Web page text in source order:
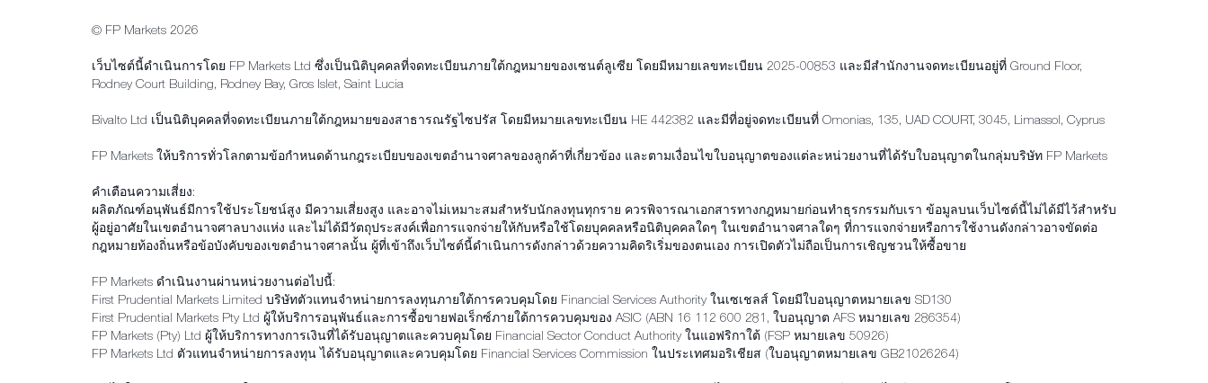
© FP Markets 2026
เว็บไซต์นี้ดำเนินการโดย FP Markets Ltd ซึ่งเป็นนิติบุคคลที่จดทะเบียนภายใต้กฎหมายของเซนต์ลูเซีย โดยมีหมายเลขทะเบียน 2025-00853 และมีสำนักงานจดทะเบียนอยู่ที่ Ground Floor,
Rodney Court Building, Rodney Bay, Gros Islet, Saint Lucia
Bivalto Ltd เป็นนิติบุคคลที่จดทะเบียนภายใต้กฎหมายของสาธารณรัฐไซปรัส โดยมีหมายเลขทะเบียน HE 442382 และมีที่อยู่จดทะเบียนที่ Omonias, 135, UAD COURT, 3045, Limassol, Cyprus
FP Markets ให้บริการทั่วโลกตามข้อกำหนดด้านกฎระเบียบของเขตอำนาจศาลของลูกค้าที่เกี่ยวข้อง และตามเงื่อนไขใบอนุญาตของแต่ละหน่วยงานที่ได้รับใบอนุญาตในกลุ่มบริษัท FP Markets
คำเตือนความเสี่ยง:
ผลิตภัณฑ์อนุพันธ์มีการใช้ประโยชน์สูง มีความเสี่ยงสูง และอาจไม่เหมาะสมสำหรับนักลงทุนทุกราย ควรพิจารณาเอกสารทางกฎหมายก่อนทำธุรกรรมกับเรา ข้อมูลบนเว็บไซต์นี้ไม่ได้มีไว้สำหรับ
ผู้อยู่อาศัยในเขตอำนาจศาลบางแห่ง และไม่ได้มีวัตถุประสงค์เพื่อการแจกจ่ายให้กับหรือใช้โดยบุคคลหรือนิติบุคคลใดๆ ในเขตอำนาจศาลใดๆ ที่การแจกจ่ายหรือการใช้งานดังกล่าวอาจขัดต่อ
กฎหมายท้องถิ่นหรือข้อบังคับของเขตอำนาจศาลนั้น ผู้ที่เข้าถึงเว็บไซต์นี้ดำเนินการดังกล่าวด้วยความคิดริเริ่มของตนเอง การเปิดตัวไม่ถือเป็นการเชิญชวนให้ซื้อขาย
FP Markets ดำเนินงานผ่านหน่วยงานต่อไปนี้:
First Prudential Markets Limited บริษัทตัวแทนจำหน่ายการลงทุนภายใต้การควบคุมโดย Financial Services Authority ในเซเชลส์ โดยมีใบอนุญาตหมายเลข SD130
First Prudential Markets Pty Ltd ผู้ให้บริการอนุพันธ์และการซื้อขายฟอเร็กซ์ภายใต้การควบคุมของ ASIC (ABN 16 112 600 281, ใบอนุญาต AFS หมายเลข 286354)
FP Markets (Pty) Ltd ผู้ให้บริการทางการเงินที่ได้รับอนุญาตและควบคุมโดย Financial Sector Conduct Authority ในแอฟริกาใต้ (FSP หมายเลข 50926)
FP Markets Ltd ตัวแทนจำหน่ายการลงทุน ได้รับอนุญาตและควบคุมโดย Financial Services Commission ในประเทศมอริเชียส (ใบอนุญาตหมายเลข GB21026264)